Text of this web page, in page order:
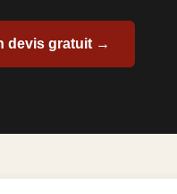
devis gratuit →